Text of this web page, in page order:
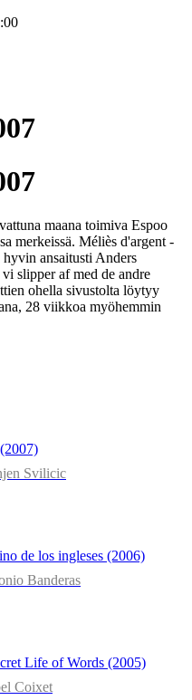
maana toimiva Espoo
merkeissä. Méliès d'argent -
ansaitusti Anders
slipper af med de andre
ohella sivustolta löytyy
28 viikkoa myöhemmin
Svilicic
de los ingleses (2006)
Banderas
Life of Words (2005)
Coixet